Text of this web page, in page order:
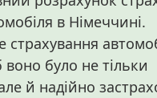
в Німеччині.
страхування
воно було не тільки
й надійно